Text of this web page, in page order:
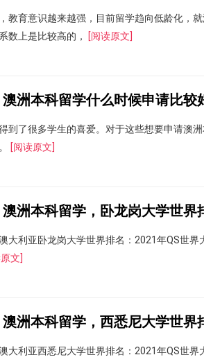
教育意识越来越强，目前留学趋向低龄化，
数上是比较高的，
[阅读原文]
澳洲本科留学什么时候申请比较
到了很多学生的喜爱。对于这些想要申请澳
[阅读原文]
澳洲本科留学，卧龙岗大学世界
大利亚卧龙岗大学世界排名：2021年QS世
文]
澳洲本科留学，西悉尼大学世界
大利亚西悉尼大学世界排名：2021年QS世